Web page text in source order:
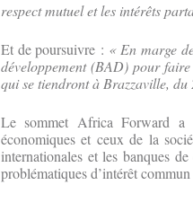
respect mutuel et les intérêts
Et de poursuivre : « En marge
développement (BAD) pour
qui se tiendront à Brazzaville,
Le sommet Africa Forward a
économiques et ceux de la
internationales et les banques
problématiques d’intérêt